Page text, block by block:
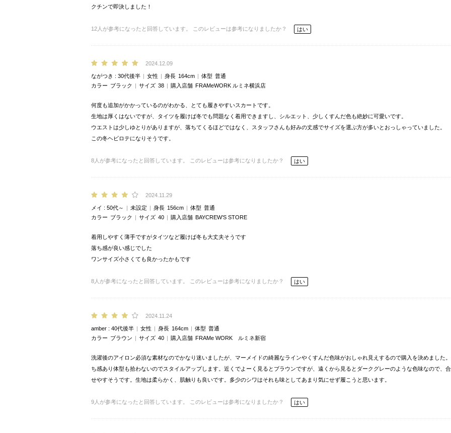
クチンで即決しました！
12 人が参考になったと回答しています。 このレビューは参考になりましたか？ はい
2024.12.09
ながつき 30代後半 女性 身長 164cm 体型 普通
カラー ブラック サイズ 38 購入店舗 FRAMeWORK ルミネ横浜店
何度も追加がかかっているのがわかる、とても履きやすいスカートです。
生地は厚くはないですが、タイツを履けば冬でも問題なく着用できますし、シルエット、少しくすんだ色も絶妙に可愛いです。
ウエストは少しゆとりがありますが、落ちてくるほどではなく、スタッフさんも好みの丈感でサイズを選ぶ方が多いとおっしゃっていました。
この冬ヘビロテになりそうです。
8 人が参考になったと回答しています。 このレビューは参考になりましたか？ はい
2024.11.29
メイ 50代～ 未設定 身長 156cm 体型 普通
カラー ブラック サイズ 40 購入店舗 BAYCREW’S STORE
着用しやすく薄手ですがタイツなど履けば冬も大丈夫そうです
落ち感が良い感じでした
ワンサイズ小さくても良かったかもです
8 人が参考になったと回答しています。 このレビューは参考になりましたか？ はい
2024.11.24
amber 40代後半 女性 身長 164cm 体型 普通
カラー ブラウン サイズ 40 購入店舗 FRAMe WORK ルミネ新宿
洗濯後のアイロン必須な素材なのでかなり迷いましたが、マーメイドの綺麗なラインやくすんだ色味がおしゃれ見えするので購入を決めました
ち感あり体型も拾わないのでスタイルアップします。近くでよーく見るとブラウンですが、遠くから見るとダークグレーのような色味なので、
せやすそうです。生地は柔らかく、肌触りも良いです。多少のシワはそれも味としてあまり気にせず履こうと思います。
9 人が参考になったと回答しています。 このレビューは参考になりましたか？ はい